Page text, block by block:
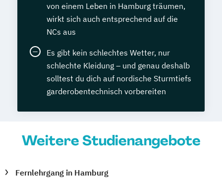
Informatiker - C++ Informatiker - Java
Informationstechnologie - Grundlagen
Innovationsmanager
Innovationsmanager (IHK)
International Legal English
Internationale Rechnungslegung -
Kompaktkurs
Key-Account-Manager
Kindererziehung Kraftfahrzeugtechnik
von einem Leben in Hamburg träumen,
wirkt sich auch entsprechend auf die
NCs aus
Es gibt kein schlechtes Wetter, nur
schlechte Kleidung – und genau deshalb
solltest du dich auf nordische Sturmtiefs
garderobentechnisch vorbereiten
Weitere Studienangebote
Fernlehrgang in Hamburg